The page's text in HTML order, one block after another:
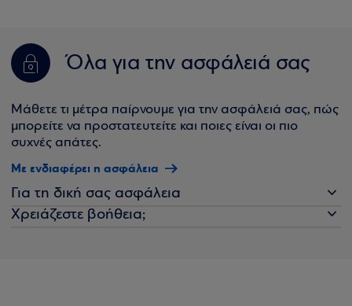
Όλα για την ασφάλειά σας
Μάθετε τι μέτρα παίρνουμε για την ασφάλειά σας, πώς
μπορείτε να προστατευτείτε και ποιες είναι οι πιο
συχνές απάτες.
Με ενδιαφέρει η ασφάλεια
Για τη δική σας ασφάλεια
Χρειάζεστε βοήθεια;